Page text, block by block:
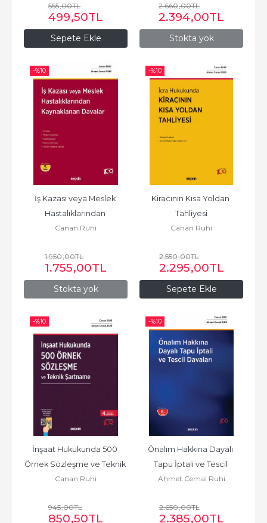
Sepete Ekle
555,00TL
499,50TL
Stokta yok
2.660,00TL
2.394,00TL
-%10
Stokta yok
İş Kazası veya Meslek
Hastalıklarından
Kaynaklanan Davalar
Canan Ruhi
1.950,00TL
1.755,00TL
-%10
Sepete Ekle
Kiracının Kısa Yoldan
Tahliyesi
Canan Ruhi
2.550,00TL
2.295,00TL
-%10
İnşaat Hukukunda 500
Örnek Sözleşme ve Teknik
Şartname
Canan Ruhi
945,00TL
850,50TL
-%10
Önalım Hakkına Dayalı
Tapu İptali ve Tescil
Davaları
Ahmet Cemal Ruhi
2.650,00TL
2.385,00TL